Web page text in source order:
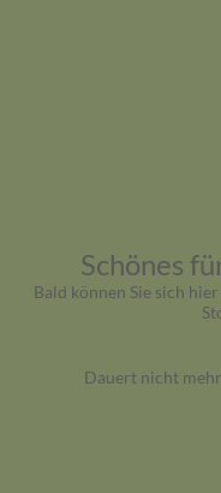
Schönes
Bald können Sie sich
Dauert nicht